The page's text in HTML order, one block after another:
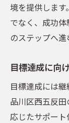
境を提供しま
でなく、成功
のステップへ進
目標達成に向
目標達成には
品川区西五反
応じたサポー